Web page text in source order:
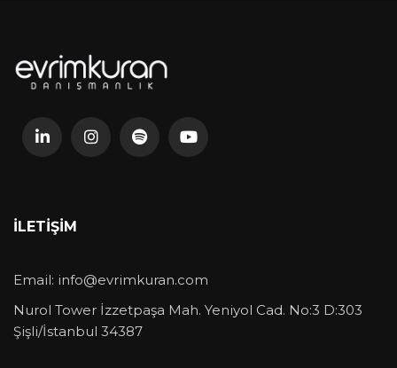
İLETIŞIM
Email: info@evrimkuran.com
Nurol Tower İzzetpaşa Mah. Yeniyol Cad. No:3 D:303
Şişli/İstanbul 34387